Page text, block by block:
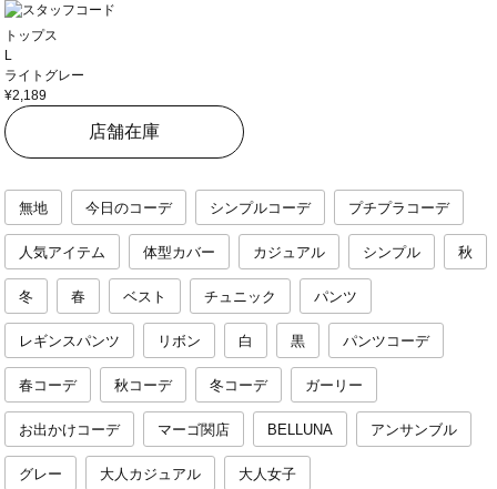
トップス
L
ライトグレー
¥2,189
店舗在庫
無地 今日のコーデ シンプルコーデ プチプラコーデ
人気アイテム 体型カバー カジュアル シンプル 秋
冬 春 ベスト チュニック パンツ
レギンスパンツ リボン 白 黒 パンツコーデ
春コーデ 秋コーデ 冬コーデ ガーリー
お出かけコーデ マーゴ関店 BELLUNA アンサンブル
グレー 大人カジュアル 大人女子